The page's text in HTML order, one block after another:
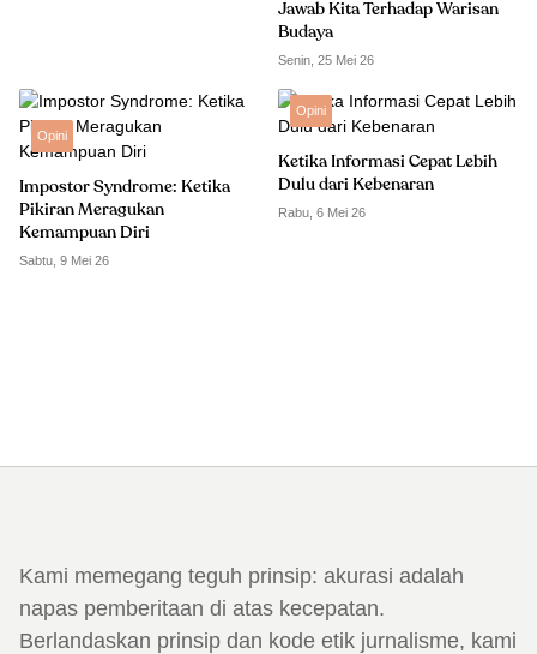
Jawab Kita Terhadap Warisan
Budaya
Senin, 25 Mei 26
Opini
Impostor Syndrome: Ketika
Pikiran Meragukan
Kemampuan Diri
Sabtu, 9 Mei 26
Opini
Ketika Informasi Cepat Lebih
Dulu dari Kebenaran
Rabu, 6 Mei 26
Kami memegang teguh prinsip: akurasi adalah
napas pemberitaan di atas kecepatan.
Berlandaskan prinsip dan kode etik jurnalisme, kami